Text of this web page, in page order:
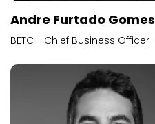
Andre Furtado Gomes
BETC - Chief Business Officer